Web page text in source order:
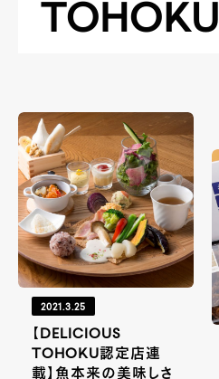
TOHOKU
2021.3.25
【DELICIOUS
TOHOKU認定店連
載】魚本来の美味しさ